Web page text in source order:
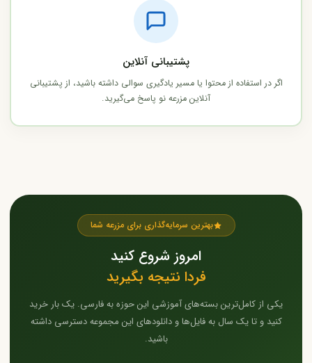
پشتیبانی آنلاین
اگر در استفاده از محتوا یا مسیر یادگیری سوالی داشته باشید، از پشتیبانی
آنلاین مزرعه نو پاسخ می‌گیرید.
بهترین سرمایه‌گذاری برای مزرعه شما
امروز شروع کنید
فردا نتیجه بگیرید
یکی از کامل‌ترین بسته‌های آموزشی این حوزه به فارسی. یک بار خرید
کنید و تا یک سال به فایل‌ها و دانلودهای این مجموعه دسترسی داشته
باشید.